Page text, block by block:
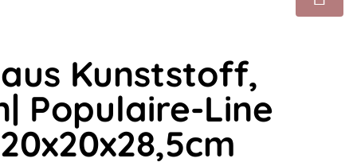
Kunststoff,
Populaire-Line